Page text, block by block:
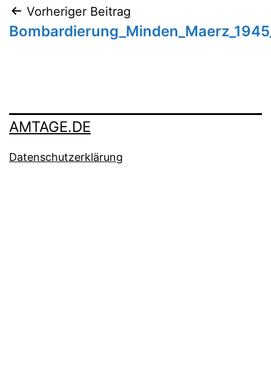
Beitragsnavigation
Vorheriger Beitrag
AMTAGE.DE
Datenschutzerklärung